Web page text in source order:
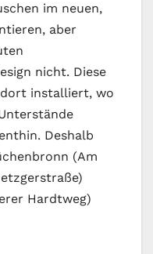
im neuen,
aber
nicht. Diese
installiert, wo
Deshalb
(Am
Hardtweg)